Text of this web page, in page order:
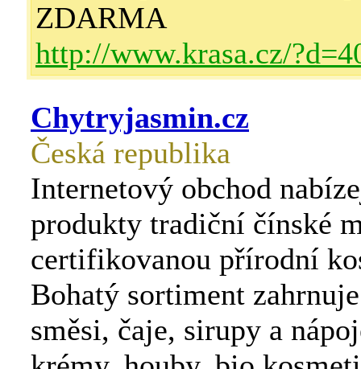
ZDARMA
http://www.krasa.cz/
Chytryjasmin.cz
Česká republika
Internetový obchod
produkty tradiční čínské
certifikovanou přírodní
Bohatý sortiment
směsi, čaje, sirupy a